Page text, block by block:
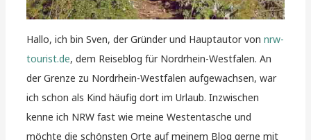
Hallo, ich bin Sven, der Gründer und Hauptautor vonnrw-
tourist.de, dem Reiseblog für Nordrhein-Westfalen. An
der Grenze zu Nordrhein-Westfalen aufgewachsen, war
ich schon als Kind häufig dort im Urlaub. Inzwischen
kenne ich NRW fast wie meine Westentasche und
möchte die schönsten Orte auf meinem Blog gerne mit